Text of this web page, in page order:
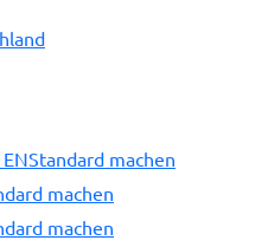
Standard machen
machen
machen